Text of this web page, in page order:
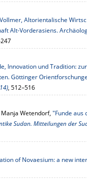
Altorientalische
Alt-Vorderasiens.
Innovation und Tradition:
Göttinger
, 512–516
Wetendorf, "Funde aus
Sudan. Mitteilungen der
of Novaesium: a new